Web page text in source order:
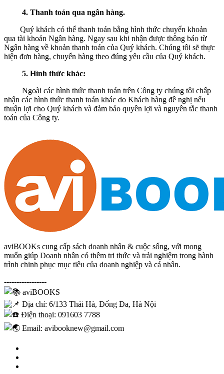
4. Thanh toán qua ngân hàng.
Quý khách có thể thanh toán bằng hình thức chuyển khoản
qua tài khoản Ngân hàng. Ngay sau khi nhận được thông báo từ
Ngân hàng về khoản thanh toán của Quý khách. Chúng tôi sẽ thực
hiện đơn hàng, chuyển hàng theo đúng yêu cầu của Quý khách.
5. Hình thức khác:
Ngoài các hình thức thanh toán trên Công ty chúng tôi chấp
nhận các hình thức thanh toán khác do Khách hàng đề nghị nếu
thuận lợi cho Quý khách và đảm bảo quyền lợi và nguyên tắc thanh
toán của Công ty.
aviBOOKs cung cấp sách doanh nhân & cuộc sống, với mong
muốn giúp Doanh nhân có thêm tri thức và trải nghiệm trong hành
trình chinh phục mục tiêu của doanh nghiệp và cá nhân.
-----------------
aviBOOKS
Địa chỉ: 6/133 Thái Hà, Đống Đa, Hà Nội
Điện thoại: 091603 7788
Email: avibooknew@gmail.com